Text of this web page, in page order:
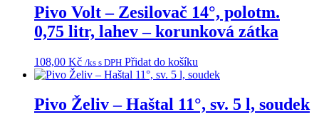
Pivo Volt – Zesilovač 14°, polotm.
0,75 litr, lahev – korunková zátka
108,00 Kč /ks s DPH Přidat do košíku
Pivo Želiv – Haštal 11°, sv. 5 l, soudek